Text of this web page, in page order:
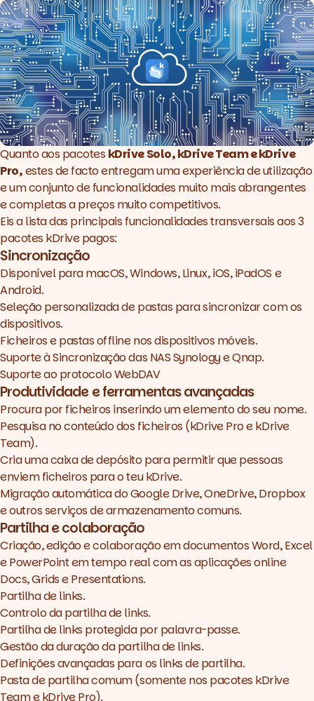
Quanto aos pacoteskDrive Solo, kDrive Team e kDrive
Pro,estes de facto entregam uma experiência de utilização
e um conjunto de funcionalidades muito mais abrangentes
e completas a preços muito competitivos.
Eis a lista das principais funcionalidades transversais aos 3
pacotes kDrive pagos:
Sincronização
Disponível para macOS, Windows, Linux, iOS, iPadOS e
Android.
Seleção personalizada de pastas para sincronizar com os
dispositivos.
Ficheiros e pastas offline nos dispositivos móveis.
Suporte à Sincronização das NAS Synology e Qnap.
Suporte ao protocolo WebDAV
Produtividade e ferramentas avançadas
Procura por ficheiros inserindo um elemento do seu nome.
Pesquisa no conteúdo dos ficheiros (kDrive Pro e kDrive
Team).
Cria uma caixa de depósito para permitir que pessoas
enviem ficheiros para o teu kDrive.
Migração automática do Google Drive, OneDrive, Dropbox
e outros serviços de armazenamento comuns.
Partilha e colaboração
Criação, edição e colaboração em documentos Word, Excel
e PowerPoint em tempo real com as aplicações online
Docs, Grids e Presentations.
Partilha de links.
Controlo da partilha de links.
Partilha de links protegida por palavra-passe.
Gestão da duração da partilha de links.
Definições avançadas para os links de partilha.
Pasta de partilha comum (somente nos pacotes kDrive
Team e kDrive Pro).